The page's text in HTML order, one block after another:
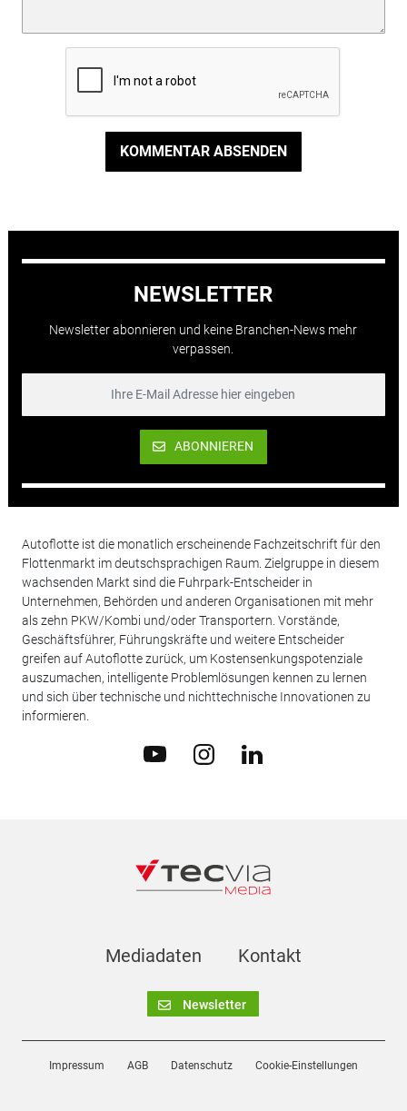
KOMMENTAR ABSENDEN
NEWSLETTER
Newsletter abonnieren und keine Branchen-News mehr
verpassen.
ABONNIEREN
Autoflotte ist die monatlich erscheinende Fachzeitschrift für den
Flottenmarkt im deutschsprachigen Raum. Zielgruppe in diesem
wachsenden Markt sind die Fuhrpark-Entscheider in
Unternehmen, Behörden und anderen Organisationen mit mehr
als zehn PKW/Kombi und/oder Transportern. Vorstände,
Geschäftsführer, Führungskräfte und weitere Entscheider
greifen auf Autoflotte zurück, um Kostensenkungspotenziale
auszumachen, intelligente Problemlösungen kennen zu lernen
und sich über technische und nichttechnische Innovationen zu
informieren.
Mediadaten Kontakt
Newsletter
Impressum AGB Datenschutz Cookie-Einstellungen